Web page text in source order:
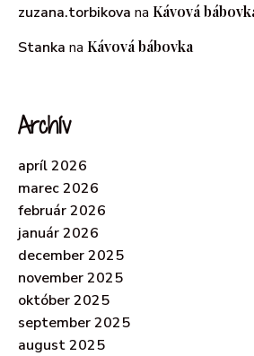
zuzana.torbikova na Kávová
Stanka na Kávová bábovka
Archív
apríl 2026
marec 2026
február 2026
január 2026
december 2025
november 2025
október 2025
september 2025
august 2025